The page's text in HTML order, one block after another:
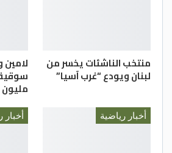
منتخب الناشئات يخسر من
لبنان ويودع “غرب آسيا”
لامين
مليون
أخبار رياضية أخبار